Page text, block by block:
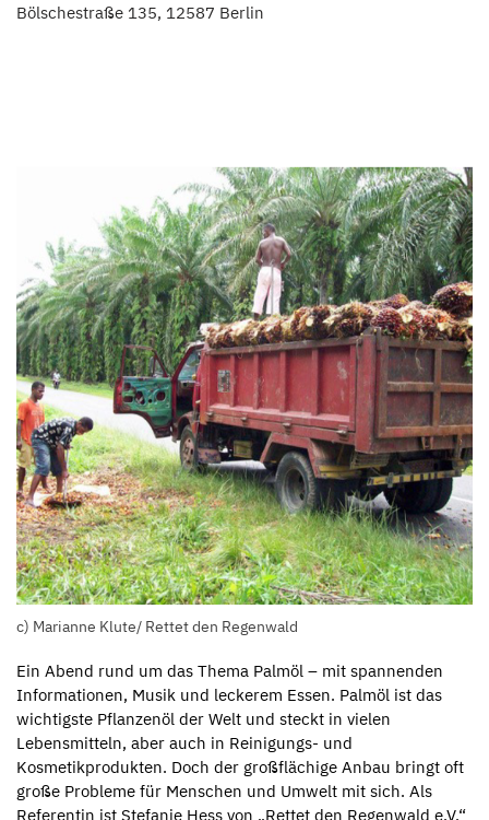
Bölschestraße 135, 12587 Berlin
Ein Abend rund um das Thema Palmöl – mit spannenden
Informationen, Musik und leckerem Essen. Palmöl ist das
wichtigste Pflanzenöl der Welt und steckt in vielen
Lebensmitteln, aber auch in Reinigungs- und
Kosmetikprodukten. Doch der großflächige Anbau bringt oft
große Probleme für Menschen und Umwelt mit sich. Als
Referentin ist Stefanie Hess von „Rettet den Regenwald e.V.“
c) Marianne Klute/ Rettet den Regenwald